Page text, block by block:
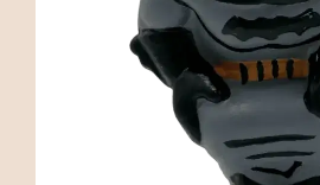
trets distintius de cada
vestits icònics fins a
característiques,
representats.
Aquests caganers no només
regal per a qualsevol